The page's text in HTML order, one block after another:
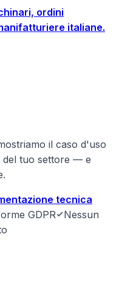
ordini
italiane.
il caso d'uso
del tuo settore — e
tecnica
GDPR
Nessun